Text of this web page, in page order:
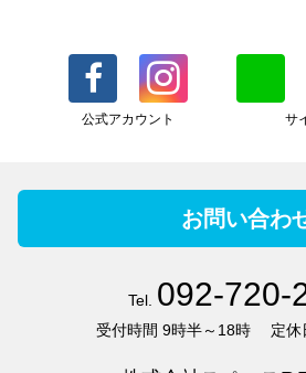
公式アカウント サ
お問い合わ
Tel. 092-720-
受付時間 9時半～18時 定休